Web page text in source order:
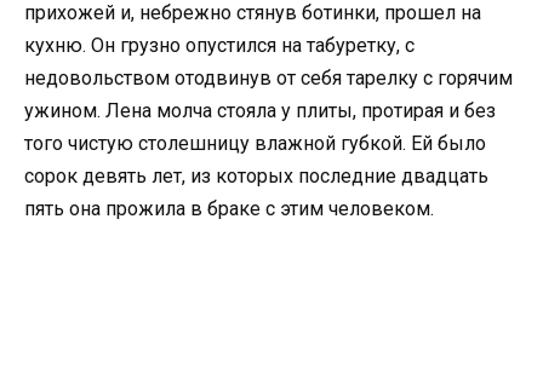
прихожей и, небрежно стянув ботинки, прошел на
кухню. Он грузно опустился на табуретку, с
недовольством отодвинув от себя тарелку с горячим
ужином. Лена молча стояла у плиты, протирая и без
того чистую столешницу влажной губкой. Ей было
сорок девять лет, из которых последние двадцать
пять она прожила в браке с этим человеком.